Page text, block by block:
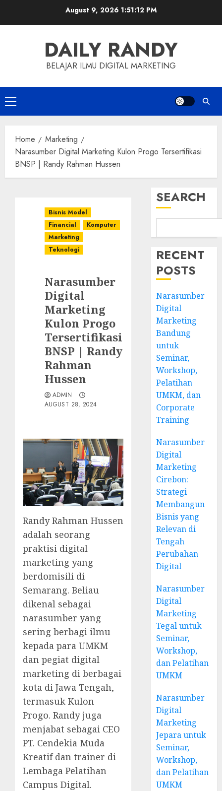
August 9, 2026 1:51:13 PM
DAILY RANDY
BELAJAR ILMU DIGITAL MARKETING
Primary
Menu
Home
Marketing
Narasumber Digital Marketing Kulon Progo Tersertifikasi
BNSP | Randy Rahman Hussen
Bisnis Model
Financial
Komputer
Marketing
Teknologi
Narasumber
Digital
Marketing
Kulon Progo
Tersertifikasi
BNSP | Randy
Rahman
Hussen
ADMIN
AUGUST 28, 2024
Randy Rahman Hussen
adalah seorang
praktisi digital
marketing yang
berdomisili di
Semarang. Beliau
dikenal sebagai
narasumber yang
sering berbagi ilmu
kepada para UMKM
dan pegiat digital
marketing di berbagai
kota di Jawa Tengah,
termasuk Kulon
Progo. Randy juga
menjabat sebagai CEO
PT. Cendekia Muda
Kreatif dan trainer di
Lembaga Pelatihan
Campus Digital.
SEARCH
RECENT
POSTS
Narasumber
Digital
Marketing
Bandung
untuk
Seminar,
Workshop,
Pelatihan
UMKM, dan
Corporate
Training
Narasumber
Digital
Marketing
Cirebon:
Strategi
Membangun
Bisnis yang
Relevan di
Tengah
Perubahan
Digital
Narasumber
Digital
Marketing
Tegal untuk
Seminar,
Workshop,
dan Pelatihan
UMKM
Narasumber
Digital
Marketing
Jepara untuk
Seminar,
Workshop,
dan Pelatihan
UMKM